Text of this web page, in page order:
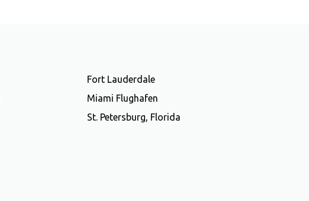
Fort Lauderdale
Miami Flughafen
St. Petersburg, Florida